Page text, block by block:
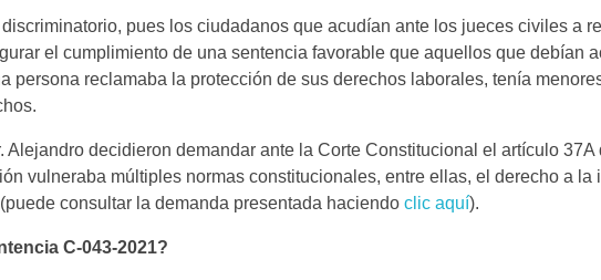
pues los ciudadanos que acudían ante los jueces civiles a
el cumplimiento de una sentencia favorable que aquellos que debían
persona reclamaba la protección de sus derechos laborales, tenía
Alejandro decidieron demandar ante la Corte Constitucional el artículo 37A
vulneraba múltiples normas constitucionales, entre ellas, el derecho a la
consultar la demanda presentada haciendo clic aquí).
C-043-2021?